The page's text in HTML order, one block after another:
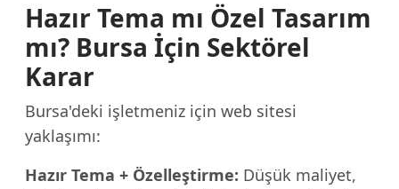
Hazır Tema mı Özel Tasarım
mı? Bursa İçin Sektörel
Karar
Bursa'deki işletmeniz için web sitesi
yaklaşımı:
Hazır Tema + Özelleştirme: Düşük maliyet,